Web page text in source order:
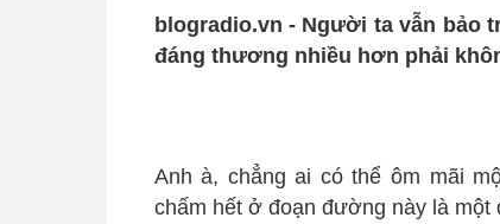
blogradio.vn - Người ta vẫn bảo
đáng thương nhiều hơn phải
Anh à, chẳng ai có thể ôm mãi
chấm hết ở đoạn đường này là một